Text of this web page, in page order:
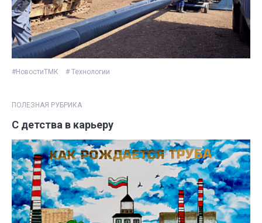
#НовостиТМК # Технологии
ПОЛЕЗНАЯ РУБРИКА
С детства в карьеру